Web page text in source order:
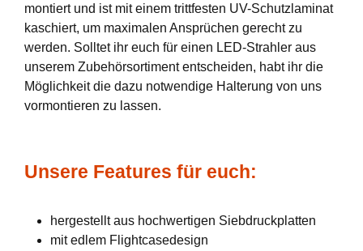
montiert und ist mit einem trittfesten UV-Schutzlaminat
kaschiert, um maximalen Ansprüchen gerecht zu
werden. Solltet ihr euch für einen LED-Strahler aus
unserem Zubehörsortiment entscheiden, habt ihr die
Möglichkeit die dazu notwendige Halterung von uns
vormontieren zu lassen.
Unsere Features für euch:
hergestellt aus hochwertigen Siebdruckplatten
mit edlem Flightcasedesign